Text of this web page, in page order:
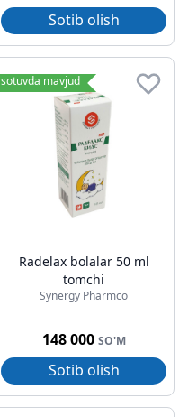
Sotib olish
sotuvda mavjud
Radelax bolalar 50 ml
tomchi
Synergy Pharmco
148 000 SO'M
Sotib olish